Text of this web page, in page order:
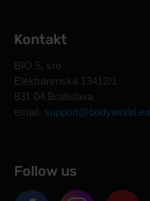
Kontakt
BIO 5, sro
Elektrárenská 13412/1
831 04 Bratislava
email: support@bodyworld.eu
Follow us